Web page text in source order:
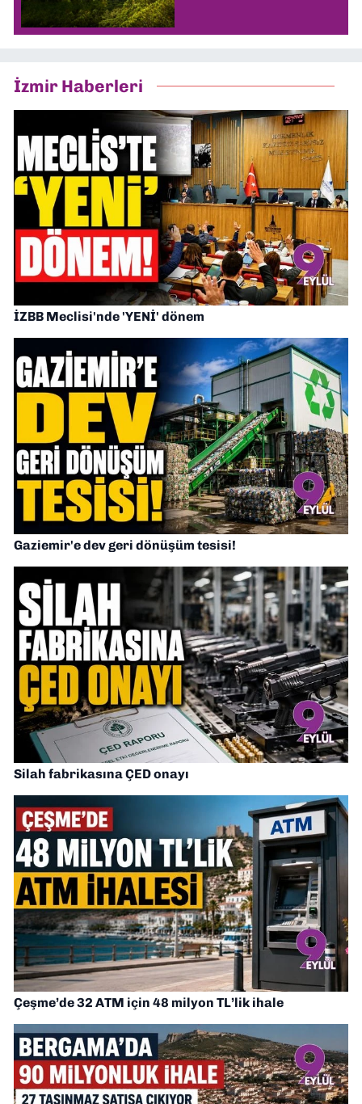
İzmir Haberleri
İZBB Meclisi'nde 'YENİ' dönem
Gaziemir'e dev geri dönüşüm tesisi!
Silah fabrikasına ÇED onayı
Çeşme’de 32 ATM için 48 milyon TL’lik ihale